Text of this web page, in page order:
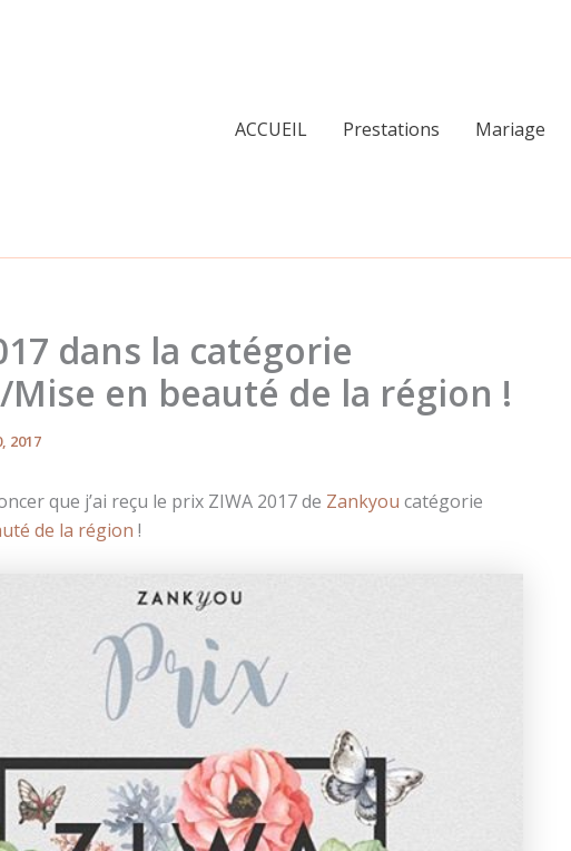
ACCUEIL Prestations Mariage
dans la catégorie
en beauté de la région !
2017
que j’ai reçu le prix ZIWA 2017 de Zankyou catégorie
de la région !